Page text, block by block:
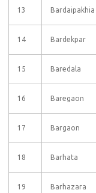
13 Bardaipakhia
14 Bardekpar
15 Baredala
16 Baregaon
17 Bargaon
18 Barhata
19 Barhazara